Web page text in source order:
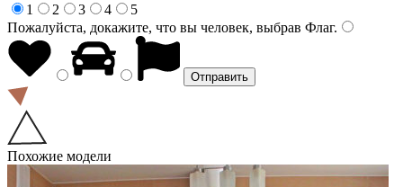
1
2 3 4
5
Пожалуйста, докажите, что вы человек, выбрав Флаг.
Похожие модели